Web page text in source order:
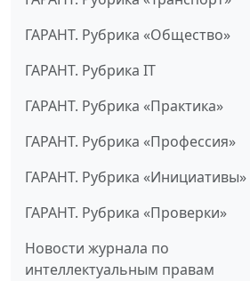
ГАРАНТ. Рубрика «Общество»
ГАРАНТ. Рубрика IT
ГАРАНТ. Рубрика «Практика»
ГАРАНТ. Рубрика «Профессия»
ГАРАНТ. Рубрика «Инициативы»
ГАРАНТ. Рубрика «Проверки»
Новости журнала по
интеллектуальным правам